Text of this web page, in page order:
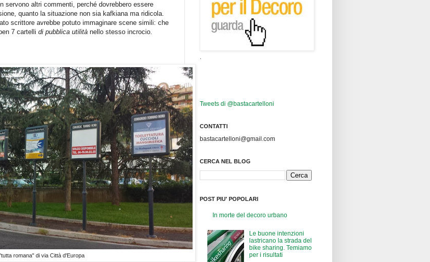
servono altri commenti, perché dovrebbero essere
quanto la situazione non sia kafkiana ma ridicola.
scrittore avrebbe potuto immaginare scene simili: che
7 cartelli di pubblica utilità nello stesso incrocio.
romana" di via Città d'Europa
Tweets di @bastacartelloni
CONTATTI
bastacartelloni@gmail.com
CERCA NEL BLOG
POST PIU' POPOLARI
In morte del decoro urbano
Le buone intenzioni
lastricano la strada del
bike sharing. Temiamo
per i risultati